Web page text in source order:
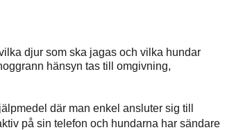
djur som ska jagas och vilka hundar
hänsyn tas till omgivning,
där man enkel ansluter sig till
på sin telefon och hundarna har sändare